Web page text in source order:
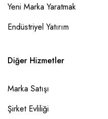
Yeni Marka Yaratmak
Endüstriyel Yatırım
Diğer Hizmetler
Marka Satışı
Şirket Evliliği